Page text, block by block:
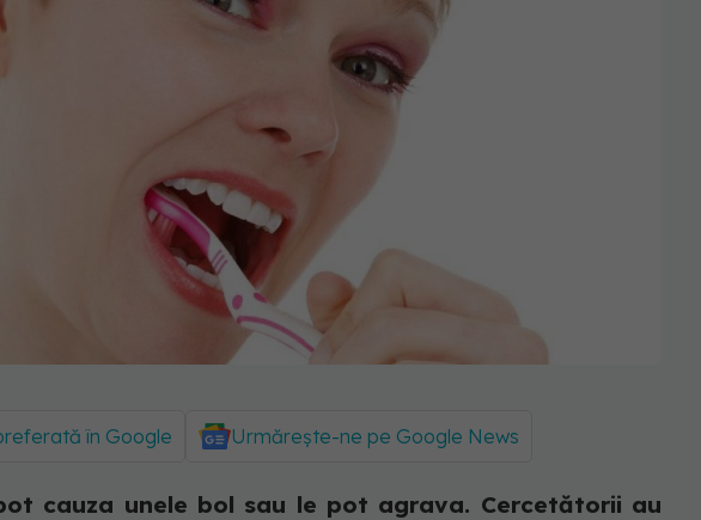
în Google Urmărește-ne pe Google News
cauza unele bol sau le pot agrava. Cercetătorii au